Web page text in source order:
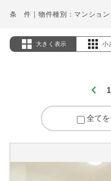
大きく表示 小
1
全て